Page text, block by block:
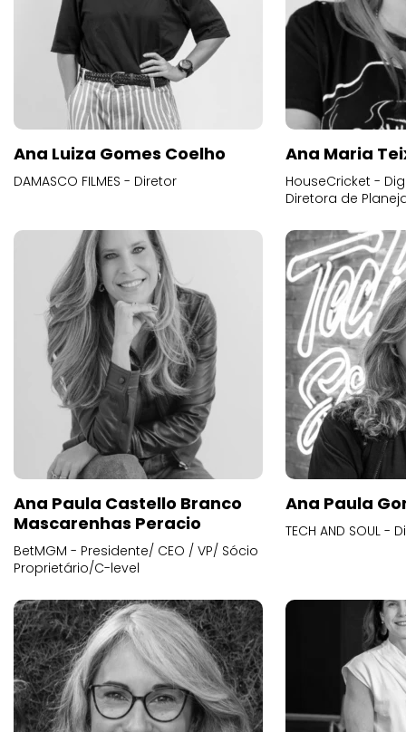
Ana Luiza Gomes Coelho
DAMASCO FILMES - Diretor
Ana Maria
HouseCricket -
Diretora de
Ana Paula Castello Branco
Mascarenhas Peracio
BetMGM - Presidente/ CEO / VP/ Sócio
Proprietário/C-level
Ana Paula
TECH AND SOUL